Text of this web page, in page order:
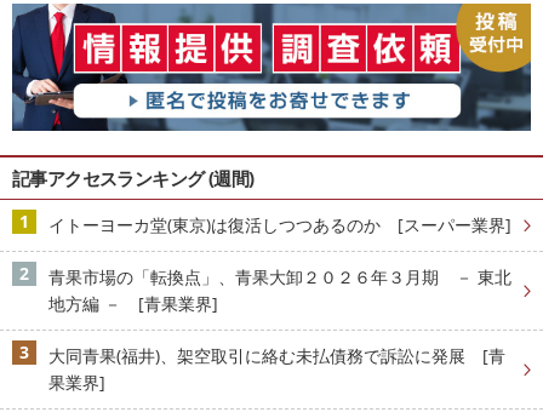
記事アクセスランキング (週間)
イトーヨーカ堂(東京)は復活しつつあるのか [スーパー業界]
青果市場の「転換点」、青果大卸２０２６年３月期 － 東北
地方編 － [青果業界]
大同青果(福井)、架空取引に絡む未払債務で訴訟に発展 [青
果業界]